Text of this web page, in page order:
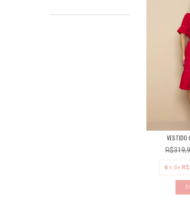
VESTIDO
6 x de